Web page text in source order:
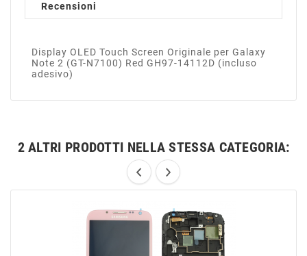
Recensioni
Display OLED Touch Screen Originale per Galaxy
Note 2 (GT-N7100) Red GH97-14112D (incluso
adesivo)
2 ALTRI PRODOTTI NELLA STESSA CATEGORIA: